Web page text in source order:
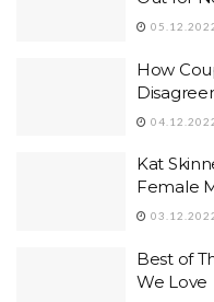
How
Kat
Female
Best of
We Love